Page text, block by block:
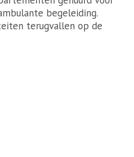
begeleiding.
terugvallen op de